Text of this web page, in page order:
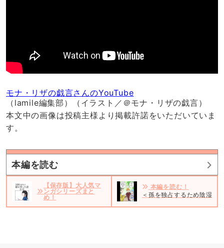
モナ・リザの戯言さんのYouTube
（lamile編集部）（イラスト／＠モナ・リザの戯言）
本文中の画像は投稿主様より掲載許諾をいただいていま
す。
本編を読む
【保存版】大人気マ
ンガシリーズまと
め！
本編を読む！
＜孫を独占するため陰湿な